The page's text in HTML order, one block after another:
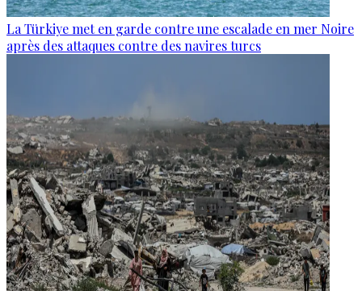
La Türkiye met en garde contre une escalade en mer Noire
après des attaques contre des navires turcs